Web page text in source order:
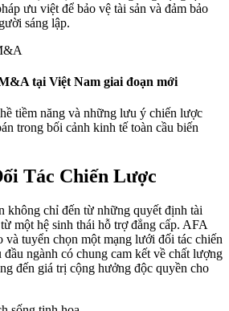
ưu việt để bảo vệ tài sản và đảm bảo
sáng lập.
tại Việt Nam giai đoạn mới
tiềm năng và những lưu ý chiến lược
trong bối cảnh kinh tế toàn cầu biến
Tác Chiến Lược
không chỉ đến từ những quyết định tài
một hệ sinh thái hỗ trợ đẳng cấp. AFA
và tuyển chọn một mạng lưới đối tác chiến
ngành có chung cam kết về chất lượng
đến giá trị cộng hưởng độc quyền cho